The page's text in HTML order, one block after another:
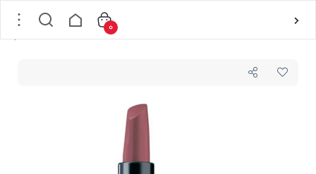
رژلب نیمه مات مگنتی شماره 150 میکاپ فکتوری MAKEUP FACTORY مدل semi-mat &long-lasting حجم 4 گرم
0